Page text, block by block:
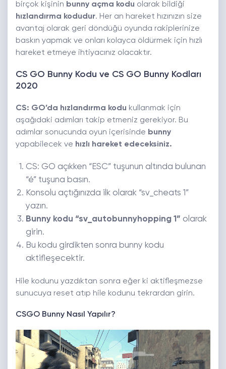
birçok kişinin bunny açma kodu olarak bildiği
hızlandırma kodudur. Her an hareket hızınızın size
avantaj olarak geri döndüğü oyunda rakiplerinize
baskın yapmak ve onları kolayca öldürmek için hızlı
hareket etmeye ihtiyacınız olacaktır.
CS GO Bunny Kodu ve CS GO Bunny Kodları
2020
CS: GO’da hızlandırma kodu kullanmak için
aşağıdaki adımları takip etmeniz gerekiyor. Bu
adımlar sonucunda oyun içerisinde bunny
yapabilecek ve hızlı hareket edeceksiniz.
CS: GO açıkken “ESC” tuşunun altında bulunan
“é” tuşuna basın.
Konsolu açtığınızda ilk olarak “sv_cheats 1”
yazın.
Bunny kodu “sv_autobunnyhopping 1” olarak
girin.
Bu kodu girdikten sonra bunny kodu
aktifleşecektir.
Hile kodunu yazdıktan sonra eğer ki aktifleşmezse
sunucuya reset atıp hile kodunu tekrardan girin.
CSGO Bunny Nasıl Yapılır?